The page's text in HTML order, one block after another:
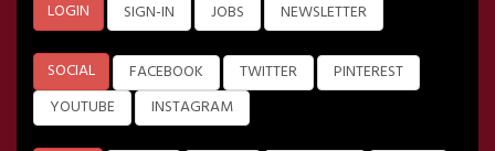
LOGIN SIGN-IN JOBS NEWSLETTER
SOCIAL FACEBOOK TWITTER
PINTEREST
YOUTUBE
INSTAGRAM